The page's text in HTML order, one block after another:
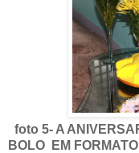
foto 5- A
BOLO EM